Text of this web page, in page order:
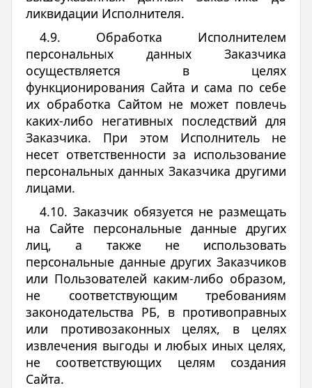
ликвидации Исполнителя.
4.9. Обработка Исполнителем
персональных данных Заказчика
осуществляется в целях
функционирования Сайта и сама по себе
их обработка Сайтом не может повлечь
каких-либо негативных последствий для
Заказчика. При этом Исполнитель не
несет ответственности за использование
персональных данных Заказчика другими
лицами.
4.10. Заказчик обязуется не размещать
на Сайте персональные данные других
лиц, а также не использовать
персональные данные других Заказчиков
или Пользователей каким-либо образом,
не соответствующим требованиям
законодательства РБ, в противоправных
или противозаконных целях, в целях
извлечения выгоды и любых иных целях,
не соответствующих целям создания
Сайта.